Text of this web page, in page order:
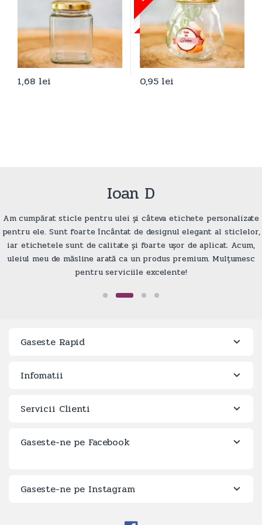
1,68 lei 0,95 lei
Ioan D
Am cumpărat sticle pentru ulei și câteva etichete personalizate
pentru ele. Sunt foarte încântat de designul elegant al sticlelor,
iar etichetele sunt de calitate și foarte ușor de aplicat. Acum,
uleiul meu de măsline arată ca un produs premium. Mulțumesc
pentru serviciile excelente!
Gaseste Rapid
Infomatii
Servicii Clienti
Gaseste-ne pe Facebook
Gaseste-ne pe Instagram